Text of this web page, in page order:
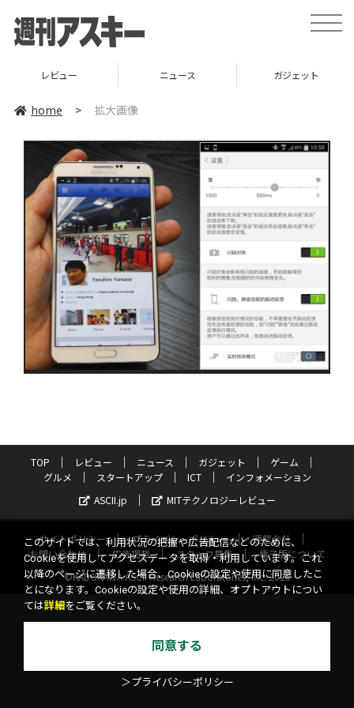
toggle
レビュー ニュース ガジェット
home > 拡大画像
TOP レビュー ニュース ガジェット
ゲーム
グルメ
スタートアップ ICT
インフォメーション
ASCII.jp
MITテクノロジーレビュー
サイトポリシー プライバシーポリシー
運営会社
お問い合わせ
広告掲載 スタッフ募集
電子版について
©KADOKAWA ASCII Research Laboratories, Inc. 2026
このサイトでは、利用状況の把握や広告配信などのために、
Cookieを使用してアクセスデータを取得・利用しています。これ
以降のページに遷移した場合、Cookieの設定や使用に同意したこ
とになります。Cookieの設定や使用の詳細、オプトアウトについ
ては詳細 をご覧ください。
同意する
＞プライバシーポリシー